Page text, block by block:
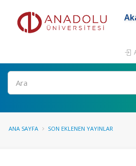
Ara
ANA SAYFA SON EKLENEN YAYINLAR